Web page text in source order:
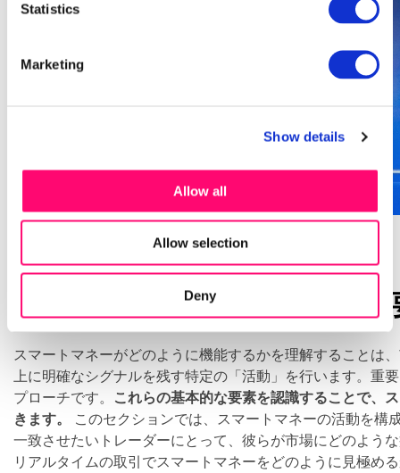
Statistics
Marketing
Show details
Allow all
Allow selection
Deny
スマートマネーの活動の基本
スマートマネーがどのように機能するかを理解することは
上に明確なシグナルを残す特定の「活動」を行います。重
プローチです。 これらの基本的な要素を認識することで、
きます。
このセクションでは、スマートマネーの活動を
一致させたいトレーダーにとって、彼らが市場にどのよう
リアルタイムの取引でスマートマネーをどのように見極め